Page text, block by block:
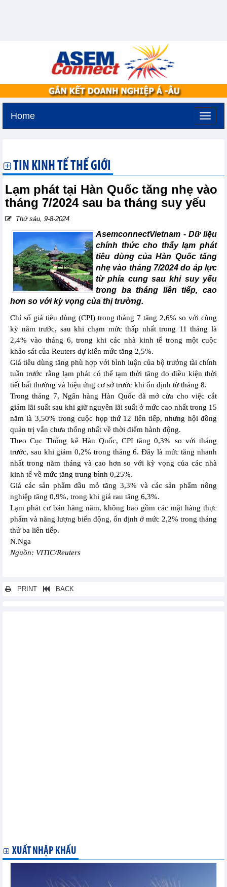
Home
TIN KINH TẾ THẾ GIỚI
Lạm phát tại Hàn Quốc tăng nhẹ vào
tháng 7/2024 sau ba tháng suy yếu
Thứ sáu, 9-8-2024
AsemconnectVietnam -Dữ liệu
chính thức cho thấy lạm phát
tiêu dùng của Hàn Quốc tăng
nhẹ vào tháng 7/2024 do áp lực
từ phía cung sau khi suy yếu
trong ba tháng liên tiếp, cao
hơn so với kỳ vọng của thị trường.
Chỉ số giá tiêu dùng (CPI) trong tháng 7 tăng 2,6% so với cùng
kỳ năm trước, sau khi chạm mức thấp nhất trong 11 tháng là
2,4% vào tháng 6, trong khi các nhà kinh tế trong một cuộc
khảo sát của Reuters dự kiến mức tăng 2,5%.
Giá tiêu dùng tăng phù hợp với bình luận của bộ trưởng tài chính
tuần trước rằng lạm phát có thể tạm thời tăng do điều kiện thời
tiết bất thường và hiệu ứng cơ sở trước khi ổn định từ tháng 8.
Trong tháng 7, Ngân hàng Hàn Quốc đã mở cửa cho việc cắt
giảm lãi suất sau khi giữ nguyên lãi suất ở mức cao nhất trong 15
năm là 3,50% trong cuộc họp thứ 12 liên tiếp, nhưng hội đồng
quản trị vẫn chưa thống nhất về thời điểm hành động.
Theo Cục Thống kê Hàn Quốc, CPI tăng 0,3% so với tháng
trước, sau khi giảm 0,2% trong tháng 6. Đây là mức tăng nhanh
nhất trong năm tháng và cao hơn so với kỳ vọng của các nhà
kinh tế về mức tăng trung bình 0,25%.
Giá các sản phẩm dầu mỏ tăng 3,3% và các sản phẩm nông
nghiệp tăng 0,9%, trong khi giá rau tăng 6,3%.
Lạm phát cơ bản hàng năm, không bao gồm các mặt hàng thực
phẩm và năng lượng biến động, ổn định ở mức 2,2% trong tháng
thứ ba liên tiếp.
N.Nga
Nguồn: VITIC/Reuters
PRINT BACK
XUẤT NHẬP KHẨU